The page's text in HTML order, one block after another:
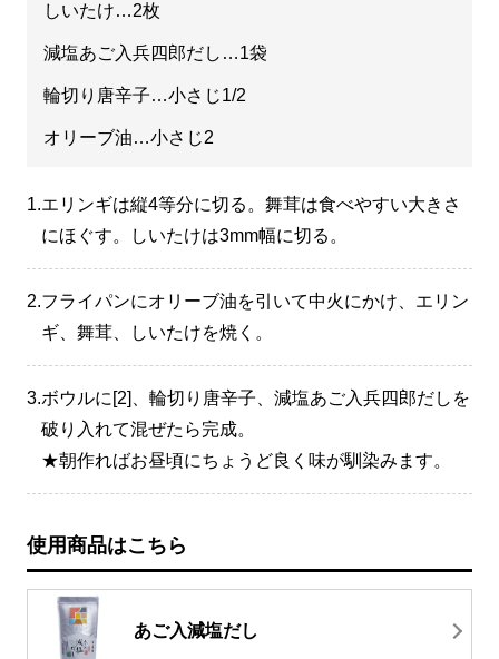
しいたけ…2枚
減塩あご入兵四郎だし…1袋
輪切り唐辛子…小さじ1/2
オリーブ油…小さじ2
1.エリンギは縦4等分に切る。舞茸は食べやすい大きさ
にほぐす。しいたけは3mm幅に切る。
2.フライパンにオリーブ油を引いて中火にかけ、エリン
ギ、舞茸、しいたけを焼く。
3.ボウルに[2]、輪切り唐辛子、減塩あご入兵四郎だしを
破り入れて混ぜたら完成。
★朝作ればお昼頃にちょうど良く味が馴染みます。
使用商品はこちら
あご入減塩だし